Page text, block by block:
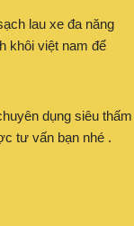
lau xe đa năng
khôi việt nam để
dụng siêu thấm
tư vấn bạn nhé .